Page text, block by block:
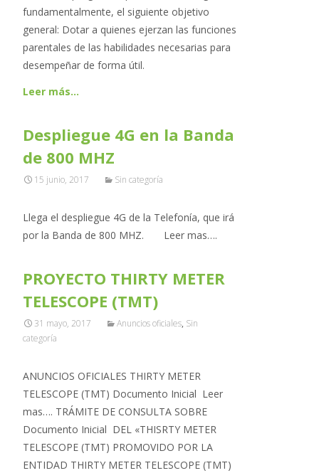
fundamentalmente, el siguiente objetivo
general: Dotar a quienes ejerzan las funciones
parentales de las habilidades necesarias para
desempeñar de forma útil.
Leer más…
Despliegue 4G en la Banda
de 800 MHZ
15 junio, 2017 Sin categoría
Llega el despliegue 4G de la Telefonía, que irá
por la Banda de 800 MHZ. Leer mas….
PROYECTO THIRTY METER
TELESCOPE (TMT)
31 mayo, 2017 Anuncios oficiales, Sin
categoría
ANUNCIOS OFICIALES THIRTY METER
TELESCOPE (TMT) Documento Inicial Leer
mas…. TRÁMITE DE CONSULTA SOBRE
Documento Inicial DEL «THISRTY METER
TELESCOPE (TMT) PROMOVIDO POR LA
ENTIDAD THIRTY METER TELESCOPE (TMT)